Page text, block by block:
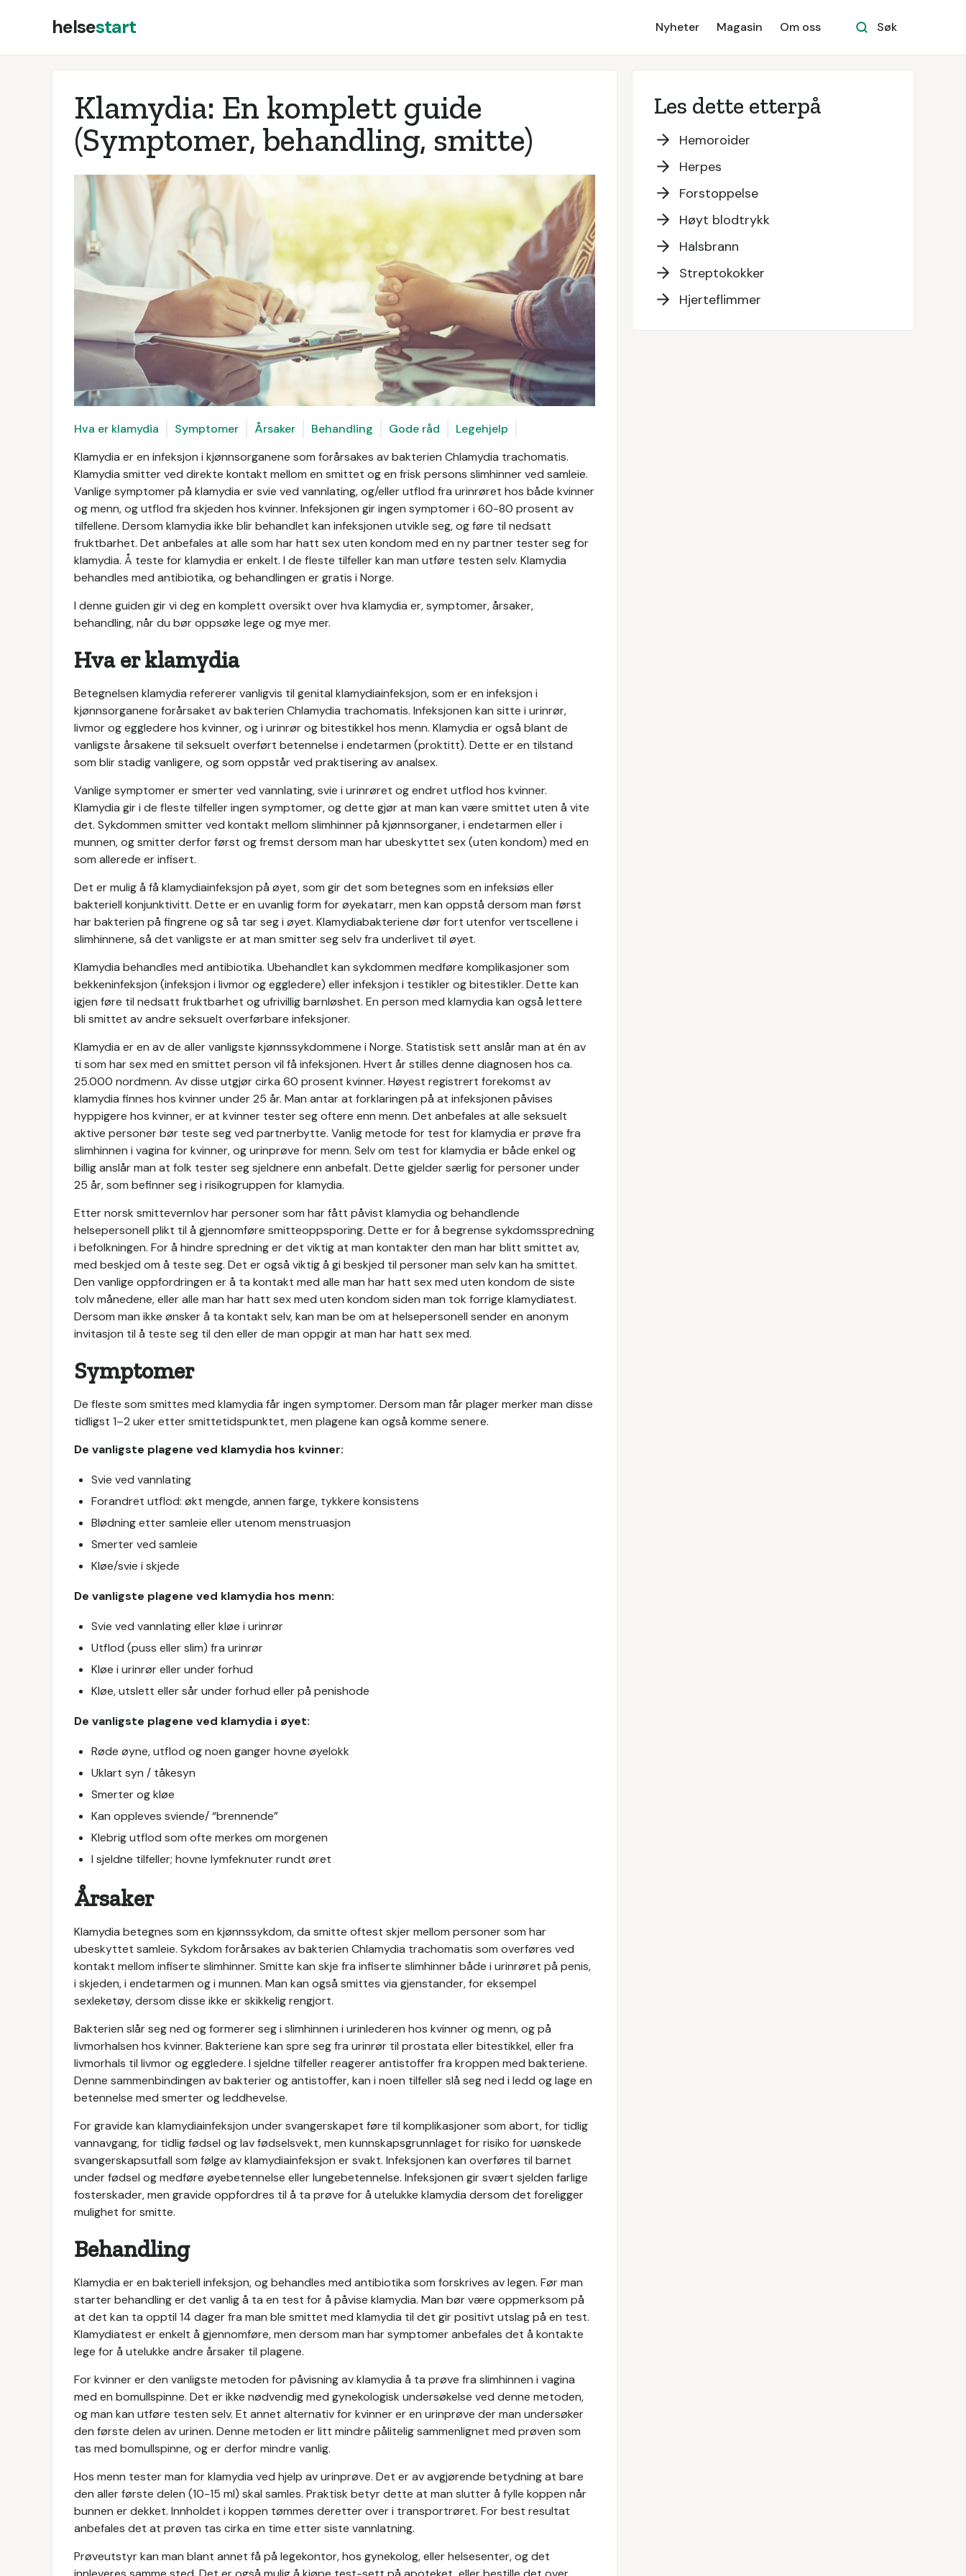
helsestart Nyheter Magasin Om oss Søk
Klamydia: En komplett guide
(Symptomer, behandling, smitte)
Hva er klamydia Symptomer Årsaker Behandling Gode råd
Legehjelp
Klamydia er en infeksjon i kjønnsorganene som forårsakes av bakterien Chlamydia trachomatis.
Klamydia smitter ved direkte kontakt mellom en smittet og en frisk persons slimhinner ved samleie.
Vanlige symptomer på klamydia er svie ved vannlating, og/eller utflod fra urinrøret hos både kvinner
og menn, og utflod fra skjeden hos kvinner. Infeksjonen gir ingen symptomer i 60-80 prosent av
tilfellene. Dersom klamydia ikke blir behandlet kan infeksjonen utvikle seg, og føre til nedsatt
fruktbarhet. Det anbefales at alle som har hatt sex uten kondom med en ny partner tester seg for
klamydia. Å teste for klamydia er enkelt. I de fleste tilfeller kan man utføre testen selv. Klamydia
behandles med antibiotika, og behandlingen er gratis i Norge.
I denne guiden gir vi deg en komplett oversikt over hva klamydia er, symptomer, årsaker,
behandling, når du bør oppsøke lege og mye mer.
Hva er klamydia
Betegnelsen klamydia refererer vanligvis til genital klamydiainfeksjon, som er en infeksjon i
kjønnsorganene forårsaket av bakterien Chlamydia trachomatis. Infeksjonen kan sitte i urinrør,
livmor og eggledere hos kvinner, og i urinrør og bitestikkel hos menn. Klamydia er også blant de
vanligste årsakene til seksuelt overført betennelse i endetarmen (proktitt). Dette er en tilstand
som blir stadig vanligere, og som oppstår ved praktisering av analsex.
Vanlige symptomer er smerter ved vannlating, svie i urinrøret og endret utflod hos kvinner.
Klamydia gir i de fleste tilfeller ingen symptomer, og dette gjør at man kan være smittet uten å vite
det. Sykdommen smitter ved kontakt mellom slimhinner på kjønnsorganer, i endetarmen eller i
munnen, og smitter derfor først og fremst dersom man har ubeskyttet sex (uten kondom) med en
som allerede er infisert.
Det er mulig å få klamydiainfeksjon på øyet, som gir det som betegnes som en infeksiøs eller
bakteriell konjunktivitt. Dette er en uvanlig form for øyekatarr, men kan oppstå dersom man først
har bakterien på fingrene og så tar seg i øyet. Klamydiabakteriene dør fort utenfor vertscellene i
slimhinnene, så det vanligste er at man smitter seg selv fra underlivet til øyet.
Klamydia behandles med antibiotika. Ubehandlet kan sykdommen medføre komplikasjoner som
bekkeninfeksjon (infeksjon i livmor og eggledere) eller infeksjon i testikler og bitestikler. Dette kan
igjen føre til nedsatt fruktbarhet og ufrivillig barnløshet. En person med klamydia kan også lettere
bli smittet av andre seksuelt overførbare infeksjoner.
Klamydia er en av de aller vanligste kjønnssykdommene i Norge. Statistisk sett anslår man at én av
ti som har sex med en smittet person vil få infeksjonen. Hvert år stilles denne diagnosen hos ca.
25.000 nordmenn. Av disse utgjør cirka 60 prosent kvinner. Høyest registrert forekomst av
klamydia finnes hos kvinner under 25 år. Man antar at forklaringen på at infeksjonen påvises
hyppigere hos kvinner, er at kvinner tester seg oftere enn menn. Det anbefales at alle seksuelt
aktive personer bør teste seg ved partnerbytte. Vanlig metode for test for klamydia er prøve fra
slimhinnen i vagina for kvinner, og urinprøve for menn. Selv om test for klamydia er både enkel og
billig anslår man at folk tester seg sjeldnere enn anbefalt. Dette gjelder særlig for personer under
25 år, som befinner seg i risikogruppen for klamydia.
Etter norsk smittevernlov har personer som har fått påvist klamydia og behandlende
helsepersonell plikt til å gjennomføre smitteoppsporing. Dette er for å begrense sykdomsspredning
i befolkningen. For å hindre spredning er det viktig at man kontakter den man har blitt smittet av,
med beskjed om å teste seg. Det er også viktig å gi beskjed til personer man selv kan ha smittet.
Den vanlige oppfordringen er å ta kontakt med alle man har hatt sex med uten kondom de siste
tolv månedene, eller alle man har hatt sex med uten kondom siden man tok forrige klamydiatest.
Dersom man ikke ønsker å ta kontakt selv, kan man be om at helsepersonell sender en anonym
invitasjon til å teste seg til den eller de man oppgir at man har hatt sex med.
Symptomer
De fleste som smittes med klamydia får ingen symptomer. Dersom man får plager merker man disse
tidligst 1–2 uker etter smittetidspunktet, men plagene kan også komme senere.
De vanligste plagene ved klamydia hos kvinner:
Svie ved vannlating
Forandret utflod: økt mengde, annen farge, tykkere konsistens
Blødning etter samleie eller utenom menstruasjon
Smerter ved samleie
Kløe/svie i skjede
De vanligste plagene ved klamydia hos menn:
Svie ved vannlating eller kløe i urinrør
Utflod (puss eller slim) fra urinrør
Kløe i urinrør eller under forhud
Kløe, utslett eller sår under forhud eller på penishode
De vanligste plagene ved klamydia i øyet:
Røde øyne, utflod og noen ganger hovne øyelokk
Uklart syn / tåkesyn
Smerter og kløe
Kan oppleves sviende/ “brennende”
Klebrig utflod som ofte merkes om morgenen
I sjeldne tilfeller; hovne lymfeknuter rundt øret
Årsaker
Klamydia betegnes som en kjønnssykdom, da smitte oftest skjer mellom personer som har
ubeskyttet samleie. Sykdom forårsakes av bakterien Chlamydia trachomatis som overføres ved
kontakt mellom infiserte slimhinner. Smitte kan skje fra infiserte slimhinner både i urinrøret på penis,
i skjeden, i endetarmen og i munnen. Man kan også smittes via gjenstander, for eksempel
sexleketøy, dersom disse ikke er skikkelig rengjort.
Bakterien slår seg ned og formerer seg i slimhinnen i urinlederen hos kvinner og menn, og på
livmorhalsen hos kvinner. Bakteriene kan spre seg fra urinrør til prostata eller bitestikkel, eller fra
livmorhals til livmor og eggledere. I sjeldne tilfeller reagerer antistoffer fra kroppen med bakteriene.
Denne sammenbindingen av bakterier og antistoffer, kan i noen tilfeller slå seg ned i ledd og lage en
betennelse med smerter og leddhevelse.
For gravide kan klamydiainfeksjon under svangerskapet føre til komplikasjoner som abort, for tidlig
vannavgang, for tidlig fødsel og lav fødselsvekt, men kunnskapsgrunnlaget for risiko for uønskede
svangerskapsutfall som følge av klamydiainfeksjon er svakt. Infeksjonen kan overføres til barnet
under fødsel og medføre øyebetennelse eller lungebetennelse. Infeksjonen gir svært sjelden farlige
fosterskader, men gravide oppfordres til å ta prøve for å utelukke klamydia dersom det foreligger
mulighet for smitte.
Behandling
Klamydia er en bakteriell infeksjon, og behandles med antibiotika som forskrives av legen. Før man
starter behandling er det vanlig å ta en test for å påvise klamydia. Man bør være oppmerksom på
at det kan ta opptil 14 dager fra man ble smittet med klamydia til det gir positivt utslag på en test.
Klamydiatest er enkelt å gjennomføre, men dersom man har symptomer anbefales det å kontakte
lege for å utelukke andre årsaker til plagene.
For kvinner er den vanligste metoden for påvisning av klamydia å ta prøve fra slimhinnen i vagina
med en bomullspinne. Det er ikke nødvendig med gynekologisk undersøkelse ved denne metoden,
og man kan utføre testen selv. Et annet alternativ for kvinner er en urinprøve der man undersøker
den første delen av urinen. Denne metoden er litt mindre pålitelig sammenlignet med prøven som
tas med bomullspinne, og er derfor mindre vanlig.
Hos menn tester man for klamydia ved hjelp av urinprøve. Det er av avgjørende betydning at bare
den aller første delen (10-15 ml) skal samles. Praktisk betyr dette at man slutter å fylle koppen når
bunnen er dekket. Innholdet i koppen tømmes deretter over i transportrøret. For best resultat
anbefales det at prøven tas cirka en time etter siste vannlatning.
Prøveutstyr kan man blant annet få på legekontor, hos gynekolog, eller helsesenter, og det
Les dette etterpå
Hemoroider
Herpes
Forstoppelse
Høyt blodtrykk
Halsbrann
Streptokokker
Hjerteflimmer